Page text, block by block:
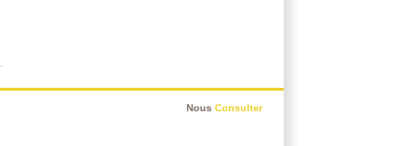
Nous Consulter